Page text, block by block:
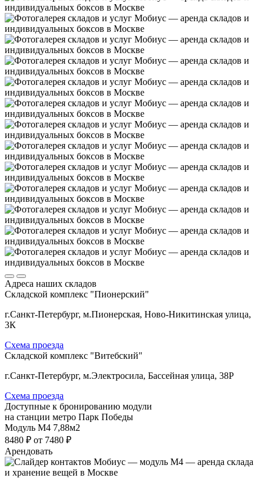
Адреса наших складов
Складской комплекс "Пионерский"
г.Санкт-Петербург, м.Пионерская, Ново-Никитинская улица,
3К
Схема проезда
Складской комплекс "Витебский"
г.Санкт-Петербург, м.Электросила, Бассейная улица, 38Р
Схема проезда
Доступные к бронированию модули
на станции метро Парк Победы
Модуль М4 7,88м2
8480 ₽ от 7480 ₽
Арендовать